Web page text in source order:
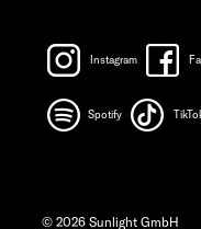
Instagram
Spotify
© 2026 Sunlight GmbH